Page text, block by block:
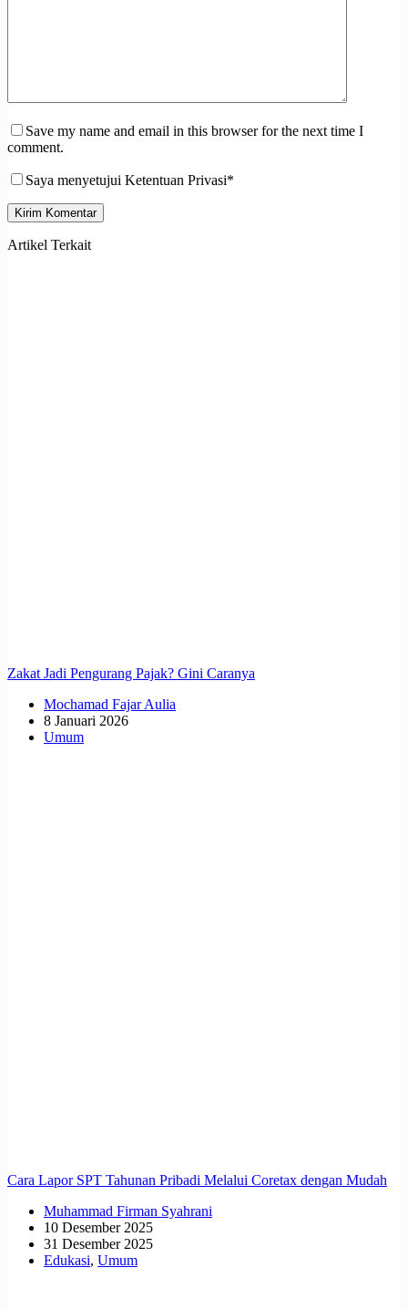
Save my name and email in this browser for the next time I
comment.
Saya menyetujui Ketentuan Privasi*
Kirim Komentar
Artikel Terkait
Zakat Jadi Pengurang Pajak? Gini Caranya
Mochamad Fajar Aulia
8 Januari 2026
Umum
Cara Lapor SPT Tahunan Pribadi Melalui Coretax dengan Mudah
Muhammad Firman Syahrani
10 Desember 2025
31 Desember 2025
Edukasi, Umum